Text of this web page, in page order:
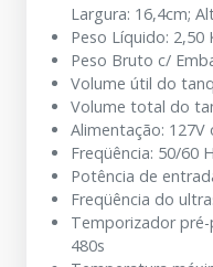
Largura: 16,4cm;
Peso Líquido: 2,50
Peso Bruto c/
Volume útil do
Volume total do
Alimentação: 127V
Freqüência: 50/60
Potência de
Freqüência do
Temporizador
480s